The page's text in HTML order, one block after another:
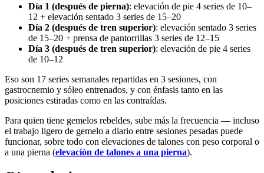
Día 1 (después de pierna): elevación de pie 4 series de 10–
12 + elevación sentado 3 series de 15–20
Día 2 (después de tren superior): elevación sentado 3 series
de 15–20 + prensa de pantorrillas 3 series de 12–15
Día 3 (después de tren superior): elevación de pie 4 series
de 10–12
Eso son 17 series semanales repartidas en 3 sesiones, con
gastrocnemio y sóleo entrenados, y con énfasis tanto en las
posiciones estiradas como en las contraídas.
Para quien tiene gemelos rebeldes, sube más la frecuencia — incluso
el trabajo ligero de gemelo a diario entre sesiones pesadas puede
funcionar, sobre todo con elevaciones de talones con peso corporal o
a una pierna (elevación de talones a una pierna).